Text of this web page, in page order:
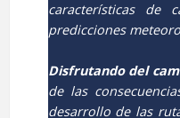
características de
predicciones
Disfrutando del
de las
desarrollo de las